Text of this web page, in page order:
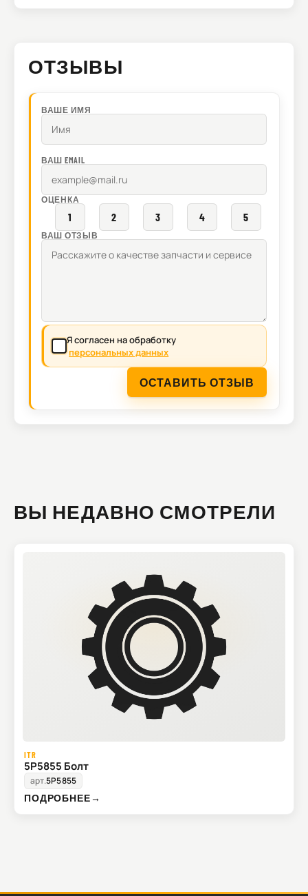
ОТЗЫВЫ
ВАШЕ ИМЯ
ВАШ EMAIL
ОЦЕНКА
1 2 3 4 5
ВАШ ОТЗЫВ
Я согласен на обработку
персональных данных
ОСТАВИТЬ ОТЗЫВ
ВЫ НЕДАВНО СМОТРЕЛИ
ITR
5P5855 Болт
арт.5P5855
ПОДРОБНЕЕ→